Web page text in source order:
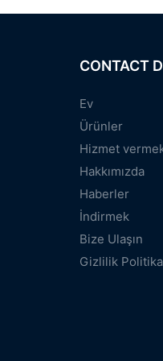
CONTACT
Ev
Ürünler
Hizmet
Hakkımızda
Haberler
İndirmek
Bize Ulaşın
Gizlilik